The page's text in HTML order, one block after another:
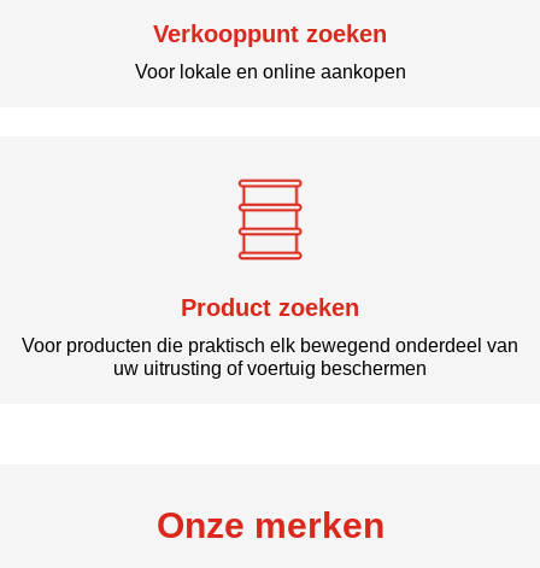
Verkooppunt zoeken
Voor lokale en online aankopen
Product zoeken
Voor producten die praktisch elk bewegend onderdeel van
uw uitrusting of voertuig beschermen
Onze merken